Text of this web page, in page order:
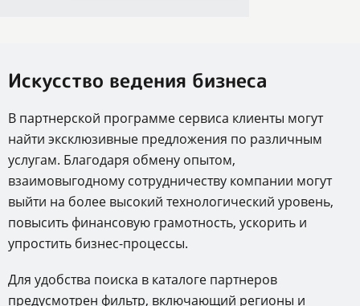
Искусство ведения бизнеса
В партнерской программе сервиса клиенты могут
найти эксклюзивные предложения по различным
услугам. Благодаря обмену опытом,
взаимовыгодному сотрудничеству компании могут
выйти на более высокий технологический уровень,
повысить финансовую грамотность, ускорить и
упростить бизнес-процессы.
Для удобства поиска в каталоге партнеров
предусмотрен фильтр, включающий регионы и